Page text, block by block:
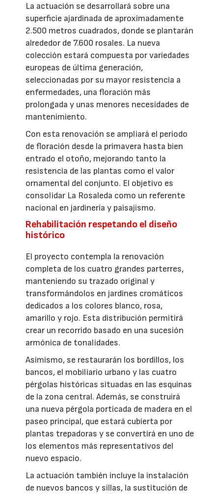
La actuación se desarrollará sobre una
superficie ajardinada de aproximadamente
2.500 metros cuadrados, donde se plantarán
alrededor de 7.600 rosales. La nueva
colección estará compuesta por variedades
europeas de última generación,
seleccionadas por su mayor resistencia a
enfermedades, una floración más
prolongada y unas menores necesidades de
mantenimiento.
Con esta renovación se ampliará el periodo
de floración desde la primavera hasta bien
entrado el otoño, mejorando tanto la
resistencia de las plantas como el valor
ornamental del conjunto. El objetivo es
consolidar La Rosaleda como un referente
nacional en jardinería y paisajismo.
Rehabilitación respetando el diseño
histórico
El proyecto contempla la renovación
completa de los cuatro grandes parterres,
manteniendo su trazado original y
transformándolos en jardines cromáticos
dedicados a los colores blanco, rosa,
amarillo y rojo. Esta distribución permitirá
crear un recorrido basado en una sucesión
armónica de tonalidades.
Asimismo, se restaurarán los bordillos, los
bancos, el mobiliario urbano y las cuatro
pérgolas históricas situadas en las esquinas
de la zona central. Además, se construirá
una nueva pérgola porticada de madera en el
paseo principal, que estará cubierta por
plantas trepadoras y se convertirá en uno de
los elementos más representativos del
nuevo espacio.
La actuación también incluye la instalación
de nuevos bancos y sillas, la sustitución de